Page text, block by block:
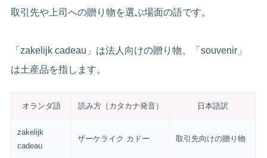
取引先や上司への贈り物を選ぶ場面の語です。
「zakelijk cadeau」は法人向けの贈り物、「souvenir」
は土産品を指します。
オランダ語 読み方（カタカナ発音） 日本語訳
zakelijk
cadeau
ザーケライク カドー 取引先向けの贈り物